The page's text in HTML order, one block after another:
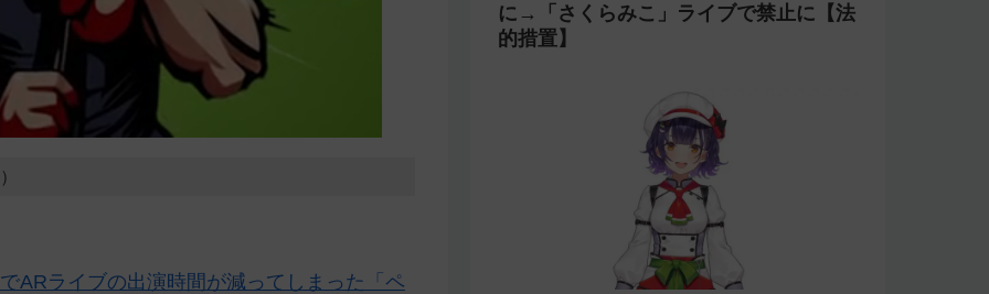
ARライブの出演時間が減ってしまった「ペ
に→「さくらみこ」ライブで禁止に【法
的措置】